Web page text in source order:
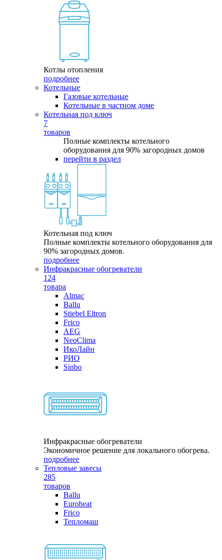
Котлы отопления
подробнее
Котельные
Газовые котельные
Котельные в частном доме
Котельная под ключ
7
товаров
Полные комплекты котельного
оборудования для 90% загородных домов
перейти в раздел
Котельная под ключ
Полные комплекты котельного оборудования для
90% загородных домов.
подробнее
Инфракрасные обогреватели
124
товара
Almac
Ballu
Stiebel Eltron
Frico
AEG
NeoClima
ИкоЛайн
РИО
Sinbo
Инфракрасные обогреватели
Экономичное решение для локального обогрева.
подробнее
Тепловые завесы
285
товаров
Ballu
Euroheat
Frico
Тепломаш